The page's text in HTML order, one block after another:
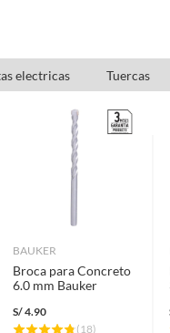
electricas Tuercas
BAUKER
Broca para Concreto
6.0 mm Bauker
S/4.90
( 18)